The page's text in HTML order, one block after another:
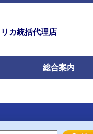
カ統括代理店
総合案内